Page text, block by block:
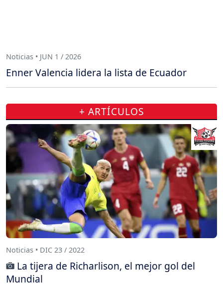
Noticias • JUN 1 / 2026
Enner Valencia lidera la lista de Ecuador
+ ARTÍCULOS
Noticias • DIC 23 / 2022
La tijera de Richarlison, el mejor gol del
Mundial